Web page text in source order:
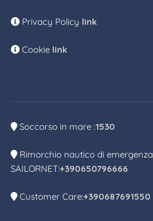
Privacy Policy link
Cookie link
Soccorso in mare :1530
Rimorchio nautico di emergenza
SAILORNET:+390650796666
Customer Care:+390687691550